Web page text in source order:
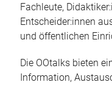
Fachleute,
Entscheider:innen
und öffentlichen
Die OOtalks bieten
Information,